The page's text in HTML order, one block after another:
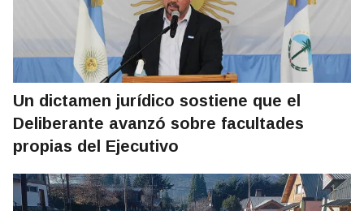
Un dictamen jurídico sostiene que el
Deliberante avanzó sobre facultades
propias del Ejecutivo